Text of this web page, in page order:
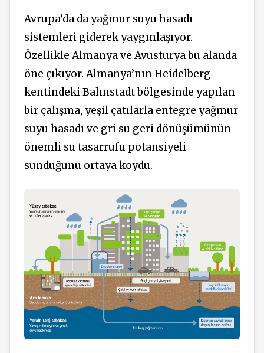
Avrupa’da da yağmur suyu hasadı
sistemleri giderek yaygınlaşıyor.
Özellikle Almanya ve Avusturya bu alanda
öne çıkıyor. Almanya’nın Heidelberg
kentindeki Bahnstadt bölgesinde yapılan
bir çalışma, yeşil çatılarla entegre yağmur
suyu hasadı ve gri su geri dönüşümünün
önemli su tasarrufu potansiyeli
sunduğunu ortaya koydu.